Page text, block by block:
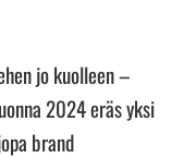
jo kuolleen –
2024 eräs yksi
brand